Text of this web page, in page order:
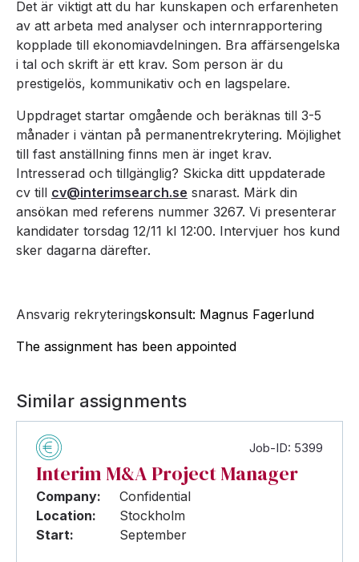
Det är viktigt att du har kunskapen och erfarenheten
av att arbeta med analyser och internrapportering
kopplade till ekonomiavdelningen. Bra affärsengelska
i tal och skrift är ett krav. Som person är du
prestigelös, kommunikativ och en lagspelare.
Uppdraget startar omgående och beräknas till 3-5
månader i väntan på permanentrekrytering. Möjlighet
till fast anställning finns men är inget krav.
Intresserad och tillgänglig? Skicka ditt uppdaterade
cv till cv@interimsearch.se snarast. Märk din
ansökan med referens nummer 3267. Vi presenterar
kandidater torsdag 12/11 kl 12:00. Intervjuer hos kund
sker dagarna därefter.
Ansvarig rekryteringskonsult: Magnus Fagerlund
The assignment has been appointed
Similar assignments
Job-ID: 5399
Interim M&A Project Manager
Company:
Confidential
Location:
Stockholm
Start:
September